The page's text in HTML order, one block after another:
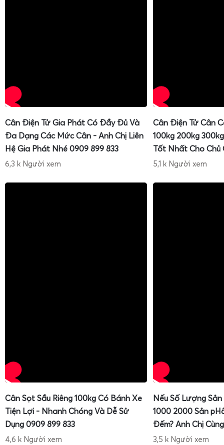
Cân Điện Tử Gia Phát Có Đầy Đủ Và
Đa Dạng Các Mức Cân - Anh Chị Liên
Hệ Gia Phát Nhé 0909 899 833
6,3 k Người xem
Cân Điện Tử Cân
100kg 200kg
Tốt Nhất Cho Chủ
5,1 k Người xem
Cân Sọt Sầu Riêng 100kg Có Bánh Xe
Tiện Lợi - Nhanh Chóng Và Dễ Sử
Dụng 0909 899 833
4,6 k Người xem
Nếu Số Lượng
1000 2000 Sản
Đếm? Anh Chị
3,5 k Người xem